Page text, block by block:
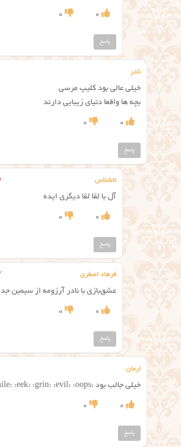
0
0
پاسخ
نادر
خیلی عالی بود کلیپ مرسی
بچه ها واقعا دنیای زیبایی دارند
0
0
پاسخ
ناشناس
آل با لقا لقا دیگری ایده
0
0
پاسخ
فرهاد اصغری
عشق‌بازی با نادر آرزومه از سیمین
0
0
پاسخ
ارمان
خیلی جالب بود :razz: :smile: :eek: :grin: :evil: :oops:
0
0
پاسخ